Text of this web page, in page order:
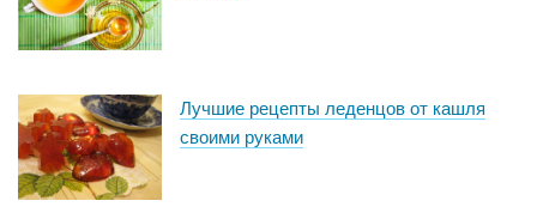
Лучшие рецепты леденцов от кашля
своими руками